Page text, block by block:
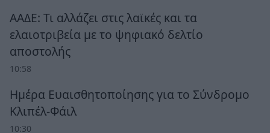
ΑΑΔΕ: Τι αλλάζει στις λαϊκές και τα
ελαιοτριβεία με το ψηφιακό δελτίο
αποστολής
10:58
Ημέρα Ευαισθητοποίησης για το Σύνδρομο
Κλιπέλ-Φάιλ
10:30